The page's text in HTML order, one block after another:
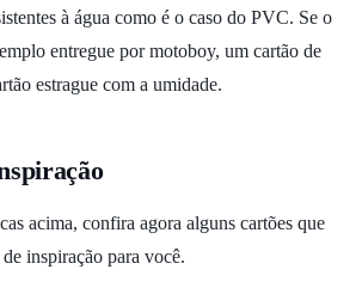
à água como é o caso do PVC. Se o
entregue por motoboy, um cartão de
estrague com a umidade.
acima, confira agora alguns cartões que
inspiração para você.